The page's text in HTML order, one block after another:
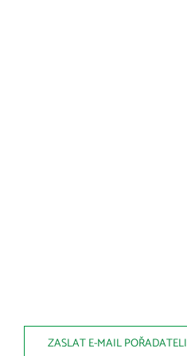
ZASLAT E-MAIL POŘADATELI